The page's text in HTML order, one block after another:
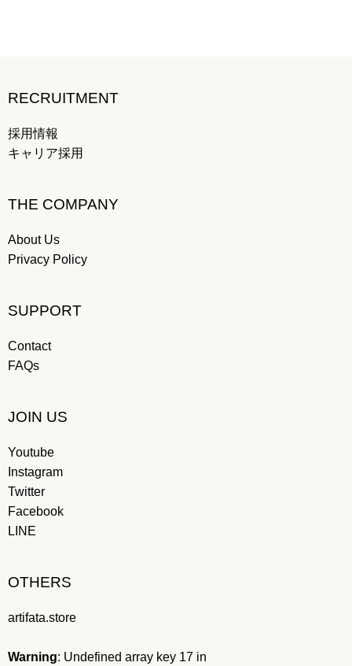
RECRUITMENT
採用情報
キャリア採用
THE COMPANY
About Us
Privacy Policy
SUPPORT
Contact
FAQs
JOIN US
Youtube
Instagram
Twitter
Facebook
LINE
OTHERS
artifata.store
Warning: Undefined array key 17 in